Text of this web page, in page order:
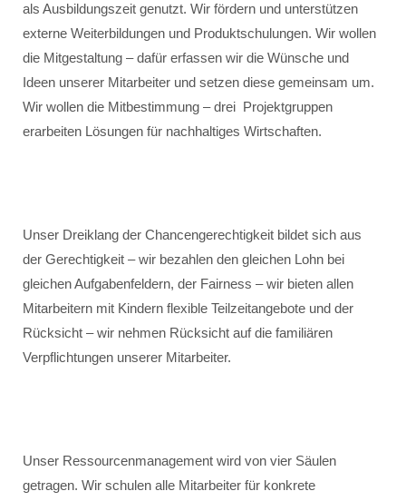
als Ausbildungszeit genutzt. Wir fördern und unterstützen
externe Weiterbildungen und Produktschulungen. Wir wollen
die Mitgestaltung – dafür erfassen wir die Wünsche und
Ideen unserer Mitarbeiter und setzen diese gemeinsam um.
Wir wollen die Mitbestimmung – drei Projektgruppen
erarbeiten Lösungen für nachhaltiges Wirtschaften.
Unser Dreiklang der Chancengerechtigkeit bildet sich aus
der Gerechtigkeit – wir bezahlen den gleichen Lohn bei
gleichen Aufgabenfeldern, der Fairness – wir bieten allen
Mitarbeitern mit Kindern flexible Teilzeitangebote und der
Rücksicht – wir nehmen Rücksicht auf die familiären
Verpflichtungen unserer Mitarbeiter.
Unser Ressourcenmanagement wird von vier Säulen
getragen. Wir schulen alle Mitarbeiter für konkrete